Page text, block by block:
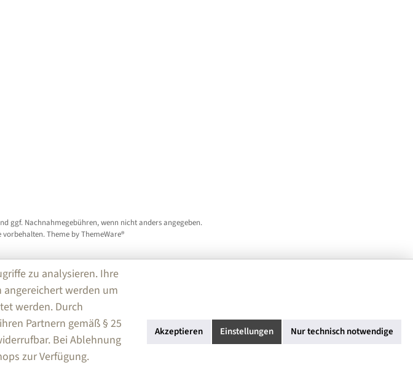
ggf. Nachnahmegebühren, wenn nicht anders angegeben.
vorbehalten. Theme byThemeWare®
zu analysieren. Ihre
werden um
werden. Durch
Partnern gemäß § 25
Bei Ablehnung
zur Verfügung.
Akzeptieren Einstellungen Nur technisch notwendige